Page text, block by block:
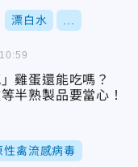
漂白水
」雞蛋還能吃嗎？
半熟製品要當心！
性禽流感病毒